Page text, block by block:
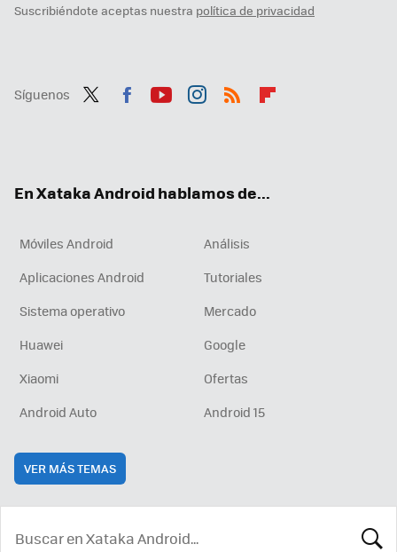
Suscribiéndote aceptas nuestra política de privacidad
Síguenos
En Xataka Android hablamos de...
Móviles Android
Análisis
Aplicaciones Android
Tutoriales
Sistema operativo
Mercado
Huawei
Google
Xiaomi
Ofertas
Android Auto
Android 15
VER MÁS TEMAS